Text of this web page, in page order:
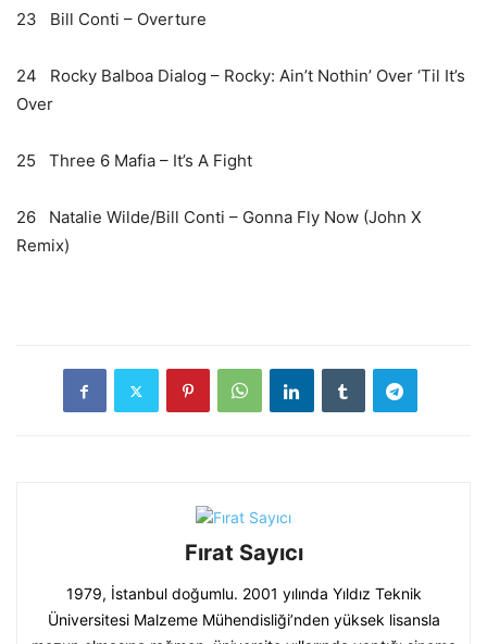
23 Bill Conti – Overture
24 Rocky Balboa Dialog – Rocky: Ain’t Nothin’ Over ‘Til It’s
Over
25 Three 6 Mafia – It’s A Fight
26 Natalie Wilde/Bill Conti – Gonna Fly Now (John X
Remix)
Fırat Sayıcı
1979, İstanbul doğumlu. 2001 yılında Yıldız Teknik
Üniversitesi Malzeme Mühendisliği’nden yüksek lisansla